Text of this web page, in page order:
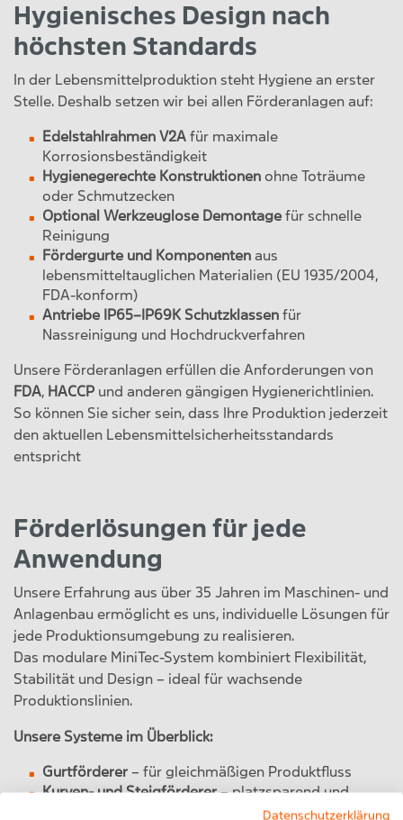
Hygienisches Design nach
höchsten Standards
In der Lebensmittelproduktion steht Hygiene an erster
Stelle. Deshalb setzen wir bei allen Förderanlagen auf:
Edelstahlrahmen V2A für maximale
Korrosionsbeständigkeit
Hygienegerechte Konstruktionen ohne Toträume
oder Schmutzecken
Optional Werkzeuglose Demontage für schnelle
Reinigung
Fördergurte und Komponenten aus
lebensmitteltauglichen Materialien (EU 1935/2004,
FDA-konform)
Antriebe IP65–IP69K Schutzklassen für
Nassreinigung und Hochdruckverfahren
Unsere Förderanlagen erfüllen die Anforderungen von
FDA, HACCP und anderen gängigen Hygienerichtlinien.
So können Sie sicher sein, dass Ihre Produktion jederzeit
den aktuellen Lebensmittelsicherheitsstandards
entspricht
Förderlösungen für jede
Anwendung
Unsere Erfahrung aus über 35 Jahren im Maschinen- und
Anlagenbau ermöglicht es uns, individuelle Lösungen für
jede Produktionsumgebung zu realisieren.
Das modulare MiniTec-System kombiniert Flexibilität,
Stabilität und Design – ideal für wachsende
Produktionslinien.
Unsere Systeme im Überblick:
Gurtförderer – für gleichmäßigen Produktfluss
Kurven- und Steigförderer– platzsparend und
Datenschutzerklärung